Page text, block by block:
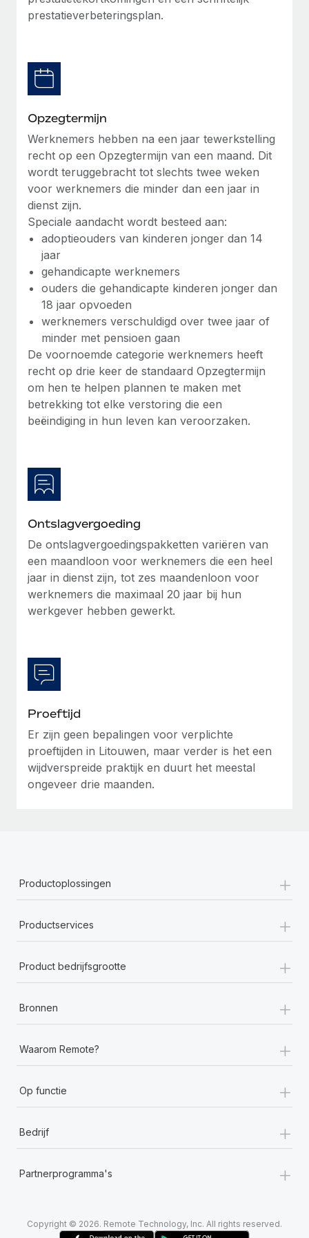
Secundaire arbeidsvoorwaarden
up op het gebied van gezondheid en welzijn,...
Productupdates van Remote: Gusto- en Xero-
integraties en Contractor Management Plus
Het blijft de missie van Remote om alle soorten bedrijven
te helpen bij het aannemen, beheren en...
Meer informatie
Hoe Phiture 55 werknemers in 19 landen
beheert met Remote
Phiture, een toonaangevende leider in de wereldwijde
mobiele groeiadviessector, zet zich sinds 2016...
Meer informatie
prestatieverbeteringsplan.
Opzegtermijn
Werknemers hebben na een jaar tewerkstelling
recht op een Opzegtermijn van een maand. Dit
wordt teruggebracht tot slechts twee weken
voor werknemers die minder dan een jaar in
dienst zijn.
Speciale aandacht wordt besteed aan:
adoptieouders van kinderen jonger dan 14
jaar
gehandicapte werknemers
ouders die gehandicapte kinderen jonger dan
18 jaar opvoeden
werknemers verschuldigd over twee jaar of
minder met pensioen gaan
De voornoemde categorie werknemers heeft
recht op drie keer de standaard Opzegtermijn
om hen te helpen plannen te maken met
betrekking tot elke verstoring die een
beëindiging in hun leven kan veroorzaken.
Ontslagvergoeding
De ontslagvergoedingspakketten variëren van
een maandloon voor werknemers die een heel
jaar in dienst zijn, tot zes maandenloon voor
werknemers die maximaal 20 jaar bij hun
werkgever hebben gewerkt.
Proeftijd
Er zijn geen bepalingen voor verplichte
proeftijden in Litouwen, maar verder is het een
wijdverspreide praktijk en duurt het meestal
ongeveer drie maanden.
Productoplossingen +
Productservices +
Product bedrijfsgrootte +
Bronnen +
Waarom Remote? +
Op functie +
Bedrijf +
Partnerprogramma's +
Copyright © 2026. Remote Technology, Inc. All rights reserved.